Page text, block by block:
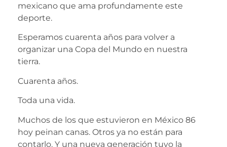
mexicano que ama profundamente este
deporte.
Esperamos cuarenta años para volver a
organizar una Copa del Mundo en nuestra
tierra.
Cuarenta años.
Toda una vida.
Muchos de los que estuvieron en México 86
hoy peinan canas. Otros ya no están para
contarlo. Y una nueva generación tuvo la